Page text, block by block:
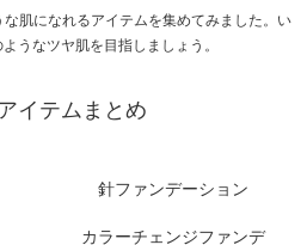
肌になれるアイテムを集めてみました。い
うなツヤ肌を目指しましょう。
イテムまとめ
針ファンデーション
カラーチェンジファンデ